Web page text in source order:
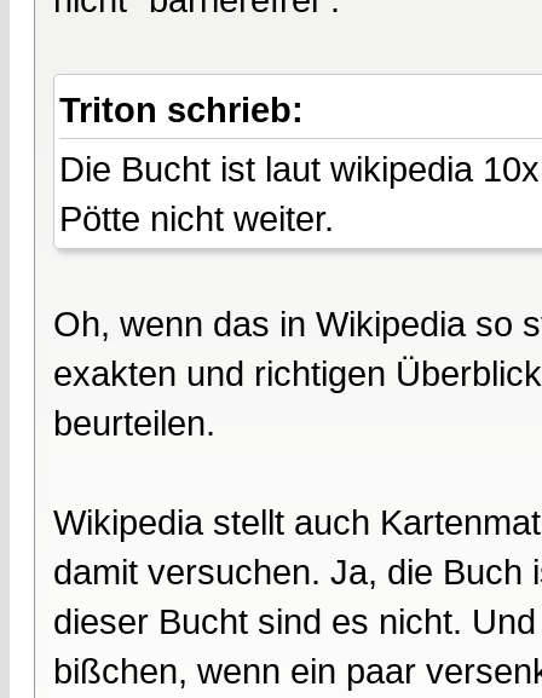
Triton schrieb:
Die Bucht ist laut wikipedia
Pötte nicht weiter.
Oh, wenn das in Wikipedia so
exakten und richtigen
beurteilen.
Wikipedia stellt auch
damit versuchen. Ja, die
dieser Bucht sind es nicht.
bißchen, wenn ein paar